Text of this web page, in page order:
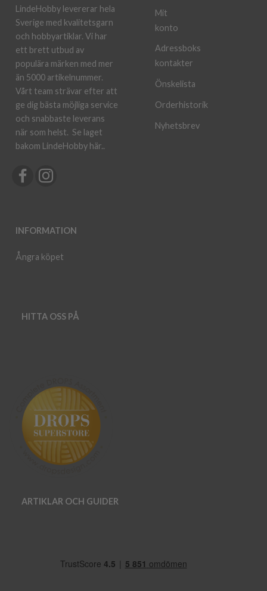
LindeHobby levererar hela
Sverige med kvalitetsgarn
och hobbyartiklar. Vi har
ett brett utbud av
populära märken med mer
än 5000 artikelnummer.
Vårt team strävar efter att
ge dig bästa möjliga service
och snabbaste leverans
när som helst. Se laget
bakom LindeHobby här..
INFORMATION
Ångra köpet
Mit
konto
Adressboks
kontakter
Önskelista
Orderhistorik
Nyhetsbrev
HITTA OSS PÅ
ARTIKLAR OCH GUIDER